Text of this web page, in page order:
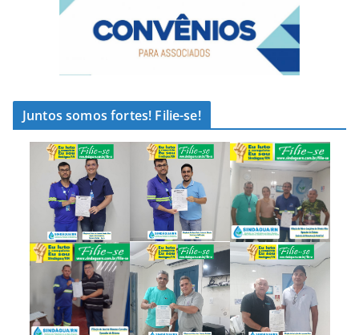
Juntos somos fortes! Filie-se!